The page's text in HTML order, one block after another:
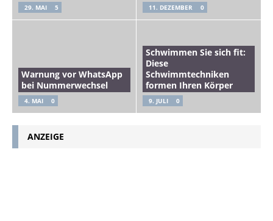
29. MAI 5 11. DEZEMBER 0
Warnung vor WhatsApp
bei Nummerwechsel
4. MAI 0
Schwimmen Sie sich fit:
Diese
Schwimmtechniken
formen Ihren Körper
9. JULI 0
ANZEIGE